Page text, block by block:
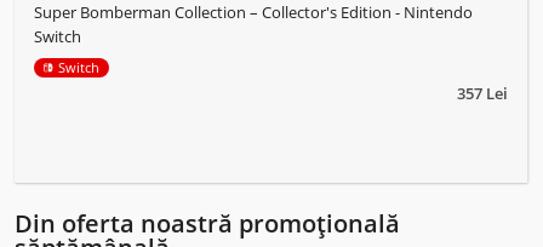
357 Lei
Super Bomberman Collection – Collector's Edition - Nintendo
Switch
Switch
Din oferta noastră promoțională